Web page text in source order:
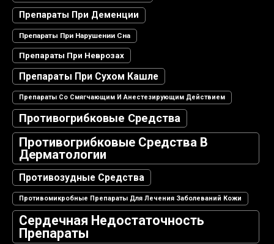
Препараты При Деменции
Препараты При Нарушении Сна
Препараты При Неврозах
Препараты При Сухом Кашле
Препараты Со Смягчающим И Анестезирующим Действием
Противогрибковые Средства
Противогрибковые Средства В
Дерматологии
Противозудные Средства
Противомикробные Препараты Для Лечения Заболеваний Кожи
Сердечная Недостаточность
Препараты